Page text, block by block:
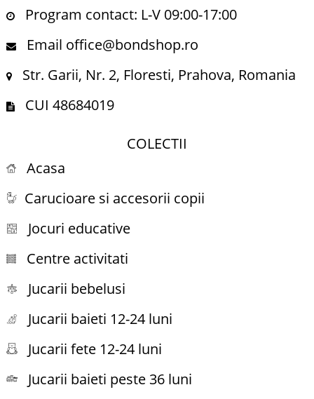
Program contact: L-V 09:00-17:00
Email office@bondshop.ro
Str. Garii, Nr. 2, Floresti, Prahova, Romania
CUI 48684019
COLECTII
Acasa
Carucioare si accesorii copii
Jocuri educative
Centre activitati
Jucarii bebelusi
Jucarii baieti 12-24 luni
Jucarii fete 12-24 luni
Jucarii baieti peste 36 luni